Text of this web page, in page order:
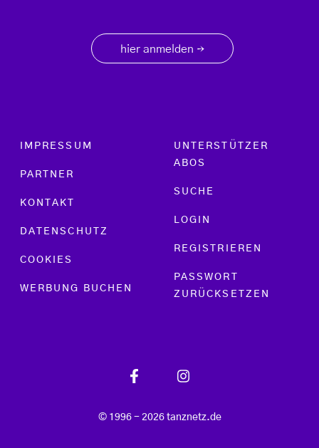
hier anmelden →
Footer menu
IMPRESSUM
PARTNER
KONTAKT
DATENSCHUTZ
COOKIES
WERBUNG BUCHEN
UNTERSTÜTZER
ABOS
SUCHE
LOGIN
REGISTRIEREN
PASSWORT
ZURÜCKSETZEN
© 1996 - 2026 tanznetz.de